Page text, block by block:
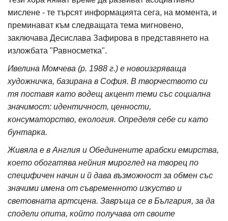
мислене - те търсят информацията сега, на момента, и
преминават към следващата тема мигновено,
заключава Десислава Зафирова в представянето на
изложбата "Равносметка".
Ивелина Момчева (р. 1988 г.) е новоизгряваща
художничка, базирана в София. В творчеството си
тя поставя като водещ акцент теми със социална
значимост: идентичност, ценности,
консуматорство, екология. Определя себе си като
бунтарка.
Живяла е в Англия и Обединените арабски емирства,
което обогатява нейния мироглед на творец по
специфичен начин и й дава възможност за обмен със
значими имена от съвременното изкуство и
световната артсцена. Завръща се в България, за да
сподели опита, който получава от своите